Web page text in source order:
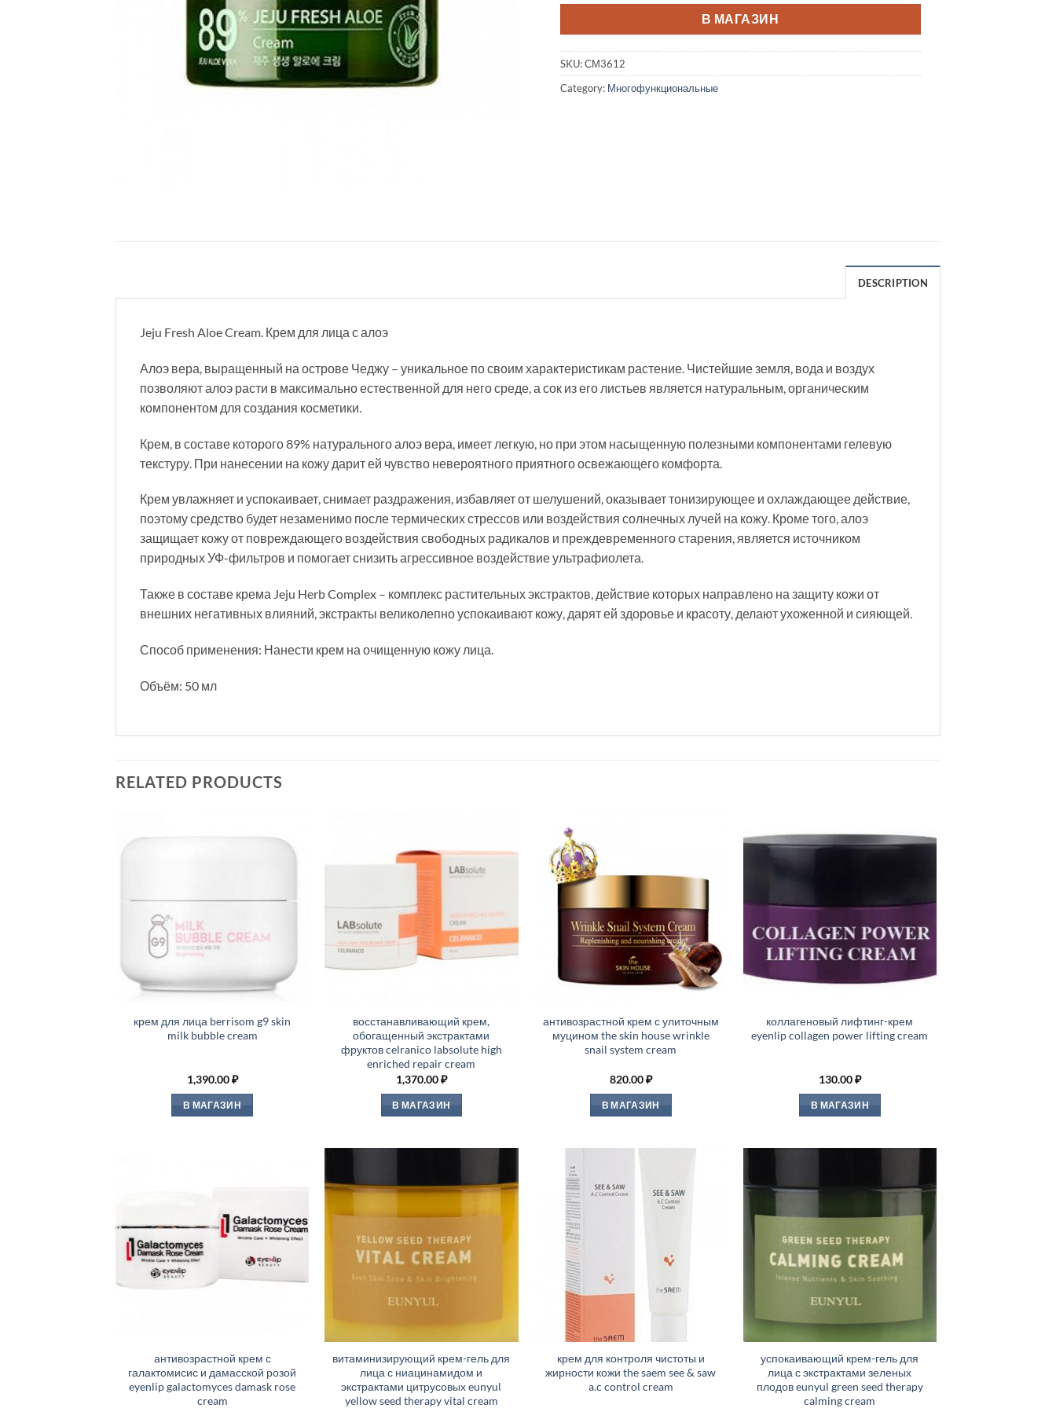
В МАГАЗИН
SKU:СМ3612
Category: Многофункциональные
DESCRIPTION
Jeju Fresh Aloe Cream. Крем для лица с алоэ
Алоэ вера, выращенный на острове Чеджу – уникальное по своим характеристикам растение. Чистейшие земля, вода и воздух
позволяют алоэ расти в максимально естественной для него среде, а сок из его листьев является натуральным, органическим
компонентом для создания косметики.
Крем, в составе которого 89% натурального алоэ вера, имеет легкую, но при этом насыщенную полезными компонентами гелевую
текстуру. При нанесении на кожу дарит ей чувство невероятного приятного освежающего комфорта.
Крем увлажняет и успокаивает, снимает раздражения, избавляет от шелушений, оказывает тонизирующее и охлаждающее действие,
поэтому средство будет незаменимо после термических стрессов или воздействия солнечных лучей на кожу. Кроме того, алоэ
защищает кожу от повреждающего воздействия свободных радикалов и преждевременного старения, является источником
природных УФ-фильтров и помогает снизить агрессивное воздействие ультрафиолета.
Также в составе крема Jeju Herb Complex – комплекс растительных экстрактов, действие которых направлено на защиту кожи от
внешних негативных влияний, экстракты великолепно успокаивают кожу, дарят ей здоровье и красоту, делают ухоженной и сияющей.
Способ применения: Нанести крем на очищенную кожу лица.
Объём: 50 мл
RELATED PRODUCTS
крем для лица berrisom g9 skin
milk bubble cream
1,390.00₽
В МАГАЗИН
восстанавливающий крем,
обогащенный экстрактами
фруктов celranico labsolute high
enriched repair cream
1,370.00₽
В МАГАЗИН
антивозрастной крем с улиточным
муцином the skin house wrinkle
snail system cream
820.00₽
В МАГАЗИН
коллагеновый лифтинг-крем
eyenlip collagen power lifting cream
130.00₽
В МАГАЗИН
антивозрастной крем с
галактомисис и дамасской розой
eyenlip galactomyces damask rose
cream
витаминизирующий крем-гель для
лица с ниацинамидом и
экстрактами цитрусовых eunyul
yellow seed therapy vital cream
крем для контроля чистоты и
жирности кожи the saem see & saw
a.c control cream
успокаивающий крем-гель для
лица с экстрактами зеленых
плодов eunyul green seed therapy
calming cream